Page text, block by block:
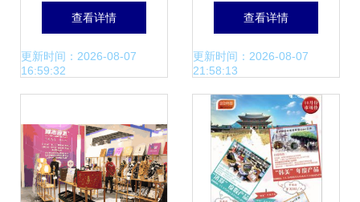
节暨非洲好物网购
节圆满收官 旅游产
查看详情
更新时间：2026-08-07
16:59:32
杯”文创大赛中的旅
游纪念品新思维
查看详情
更新时间：2026-08-07
21:58:13